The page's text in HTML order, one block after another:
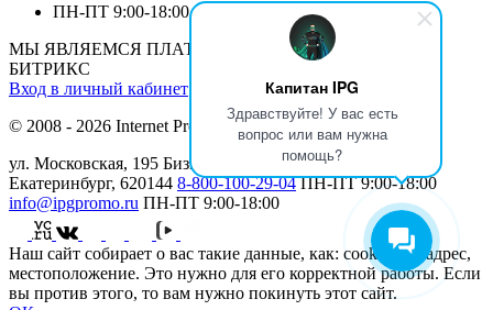
Капитан IPG
Здравствуйте! У вас есть
вопрос или вам нужна
помощь?
ПН-ПТ 9:00-18:00
МЫ ЯВЛЯЕМСЯ ПЛАТИНОВЫМ ПАРТНЕРОМ 1С-
БИТРИКС
Вход в личный кабинет
© 2008 - 2026 Internet Production Group (
ул. Московская, 195 Бизнеc Центр МАН, 12 этаж г.
Екатеринбург, 620144 8-800-100-29-04 ПН-ПТ 9:00-18:00
info@ipgpromo.ru ПН-ПТ 9:00-18:00
Наш сайт собирает о вас такие данные, как: cookies, IP-адрес,
местоположение. Это нужно для его корректной работы. Если
вы против этого, то вам нужно покинуть этот сайт.